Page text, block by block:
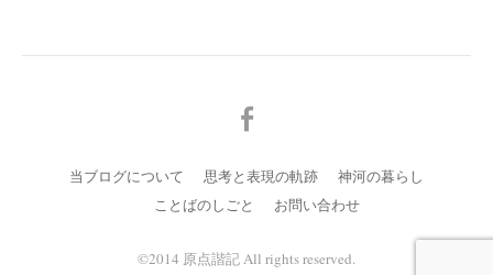
ュ
当ブログについて 思考と表現の軌跡
神河の暮らし
ことばのしごと
お問い合わせ
©️2014 原点諧記 All rights reserved.